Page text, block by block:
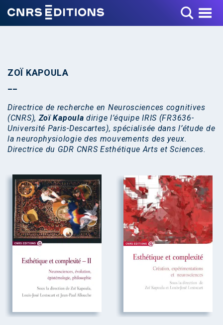
Toggle Menu
ZOÏ KAPOULA
Directrice de recherche en Neurosciences cognitives
(CNRS),Zoï Kapoula dirige l’équipe IRIS (FR3636-
Université Paris-Descartes), spécialisée dans l’étude de
la neurophysiologie des mouvements des yeux.
Directrice du GDR CNRS Esthétique Arts et Sciences.